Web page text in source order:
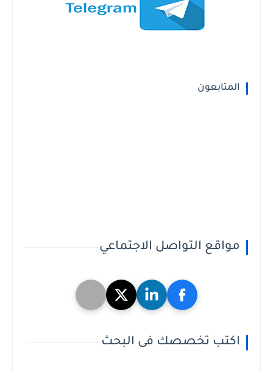
المتابعون
مواقع التواصل الاجتماعي
اكتب تخصصك فى البحث